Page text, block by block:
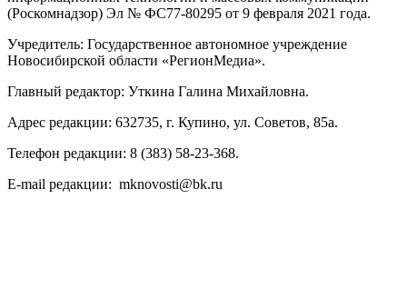
(Роскомнадзор) Эл № ФС77-80295 от 9 февраля 2021 года.
Учредитель: Государственное автономное учреждение
Новосибирской области «РегионМедиа».
Главный редактор: Уткина Галина Михайловна.
Адрес редакции: 632735, г. Купино, ул. Советов, 85а.
Телефон редакции: 8 (383) 58-23-368.
E-mail редакции: mknovosti@bk.ru